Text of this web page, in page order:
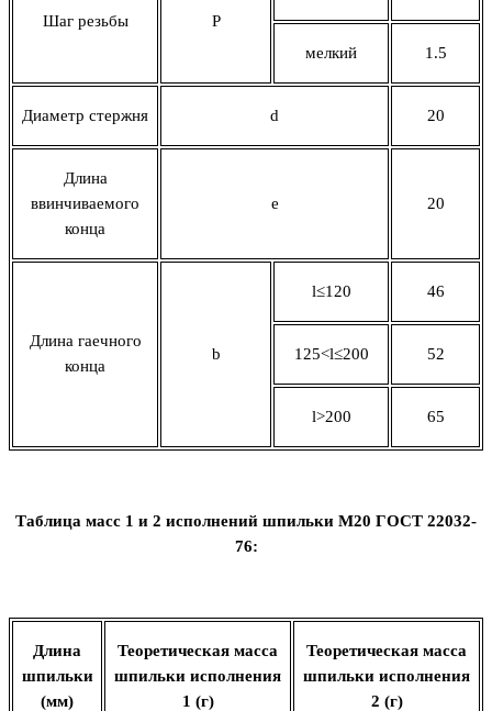
Шаг резьбы P
мелкий 1.5
Диаметр стержня d 20
Длина
ввинчиваемого
конца
e 20
Длина гаечного
конца
b
l≤120 46
125˂l≤200 52
l˃200 65
Таблица масс 1 и 2 исполнений шпильки М20 ГОСТ 22032-
76:
Длина
шпильки
(мм)
Теоретическая масса
шпильки исполнения
1 (г)
Теоретическая масса
шпильки исполнения
2 (г)